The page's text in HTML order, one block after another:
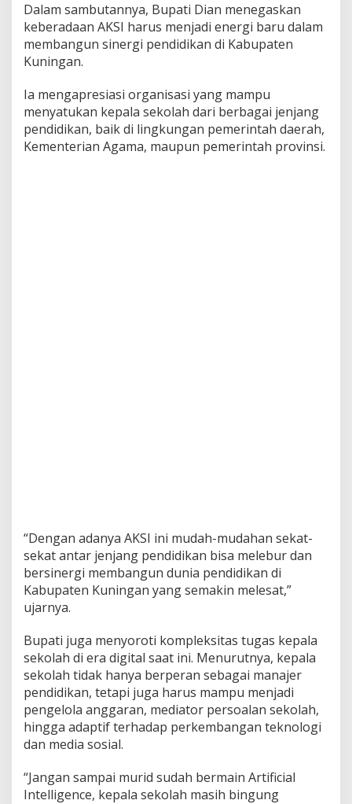
Dalam sambutannya, Bupati Dian menegaskan
keberadaan AKSI harus menjadi energi baru dalam
membangun sinergi pendidikan di Kabupaten
Kuningan.
Ia mengapresiasi organisasi yang mampu
menyatukan kepala sekolah dari berbagai jenjang
pendidikan, baik di lingkungan pemerintah daerah,
Kementerian Agama, maupun pemerintah provinsi.
“Dengan adanya AKSI ini mudah-mudahan sekat-
sekat antar jenjang pendidikan bisa melebur dan
bersinergi membangun dunia pendidikan di
Kabupaten Kuningan yang semakin melesat,”
ujarnya.
Bupati juga menyoroti kompleksitas tugas kepala
sekolah di era digital saat ini. Menurutnya, kepala
sekolah tidak hanya berperan sebagai manajer
pendidikan, tetapi juga harus mampu menjadi
pengelola anggaran, mediator persoalan sekolah,
hingga adaptif terhadap perkembangan teknologi
dan media sosial.
“Jangan sampai murid sudah bermain Artificial
Intelligence, kepala sekolah masih bingung